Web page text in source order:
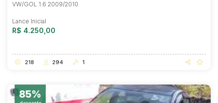
Habilite-se para efetuar lances ou
VW/GOL 1.6 2009/2010
Lance Inicial
R$ 4.250,00
218 294 1
85%